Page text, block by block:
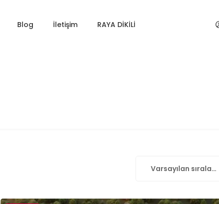
Blog İletişim RAYA DİKİLİ
Varsayılan sıralama